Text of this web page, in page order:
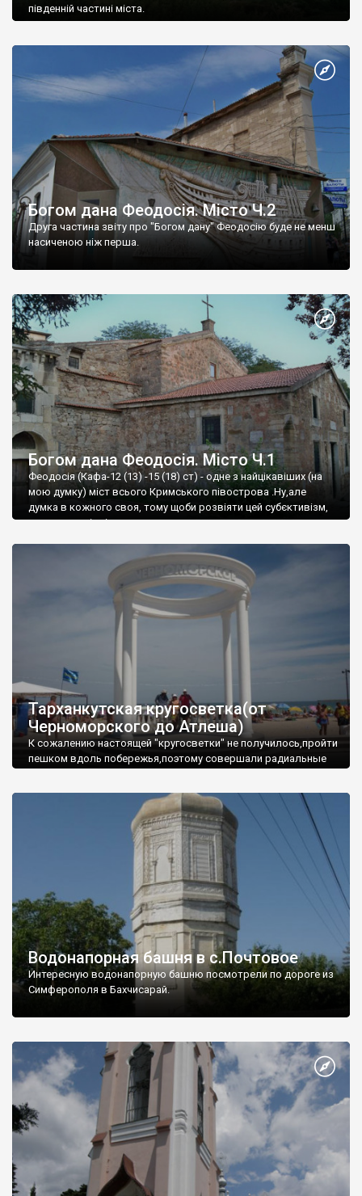
південній частині міста.
Богом дана Феодосія. Місто Ч.2
Друга частина звіту про "Богом дану" Феодосію буде не менш
насиченою ніж перша.
Богом дана Феодосія. Місто Ч.1
Феодосія (Кафа-12 (13) -15 (18) ст) - одне з найцікавіших (на
мою думку) міст всього Кримського півострова .Ну,але
думка в кожного своя, тому щоби розвіяти цей субєктивізм,
запрошую відвідати це
Тарханкутская кругосветка(от
Черноморского до Атлеша)
К сожалению настоящей "кругосветки" не получилось,пройти
пешком вдоль побережья,поэтому совершали радиальные
Водонапорная башня в с.Почтовое
Интересную водонапорную башню посмотрели по дороге из
Симферополя в Бахчисарай.